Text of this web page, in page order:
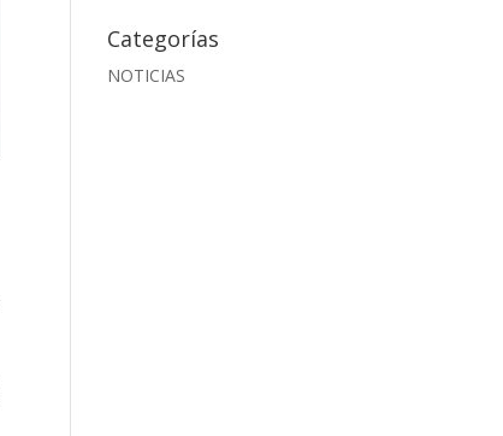
Categorías
NOTICIAS